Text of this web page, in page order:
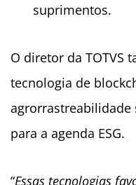
suprimentos.
O diretor da TOTVS
tecnologia de
para a agenda ESG.
“Essas tecnologias